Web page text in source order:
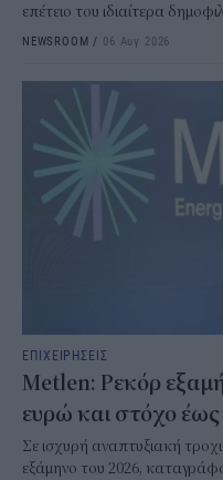
επέτειο του ιδιαίτερα
NEWSROOM / 06 Αυγ 2026
ΕΠΙΧΕΙΡΗΣΕΙΣ
Metlen: Ρεκόρ
ευρώ και στόχο έως
Σε ισχυρή αναπτυξιακή
εξάμηνο του 2026,